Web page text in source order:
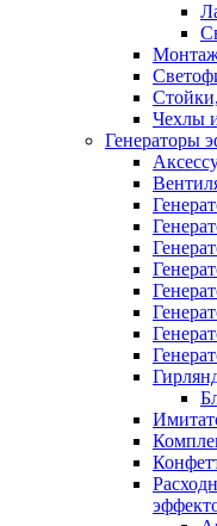
Чехлы
Генераторы